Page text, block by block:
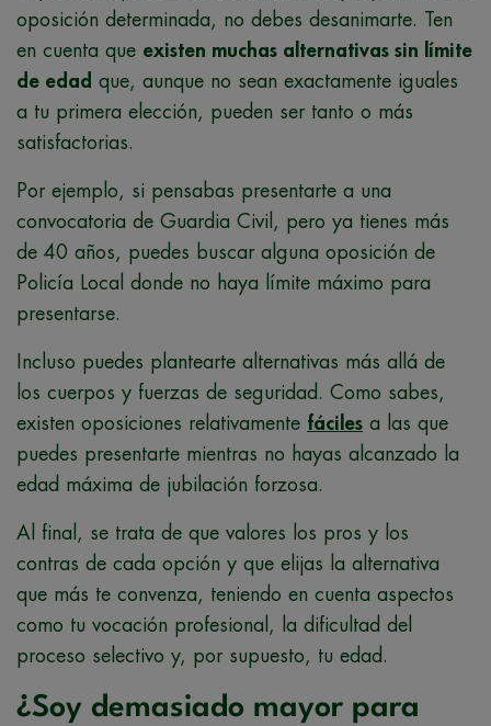
oposición determinada, no debes desanimarte. Ten
en cuenta que existen muchas alternativas sin límite
de edad que, aunque no sean exactamente iguales
a tu primera elección, pueden ser tanto o más
satisfactorias.
Por ejemplo, si pensabas presentarte a una
convocatoria de Guardia Civil, pero ya tienes más
de 40 años, puedes buscar alguna oposición de
Policía Local donde no haya límite máximo para
presentarse.
Incluso puedes plantearte alternativas más allá de
los cuerpos y fuerzas de seguridad. Como sabes,
existen oposiciones relativamente fáciles a las que
puedes presentarte mientras no hayas alcanzado la
edad máxima de jubilación forzosa.
Al final, se trata de que valores los pros y los
contras de cada opción y que elijas la alternativa
que más te convenza, teniendo en cuenta aspectos
como tu vocación profesional, la dificultad del
proceso selectivo y, por supuesto, tu edad.
¿Soy demasiado mayor para